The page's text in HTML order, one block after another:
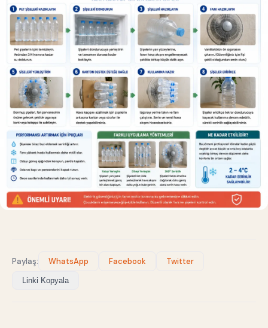
Paylaş: WhatsApp Facebook Twitter
Linki Kopyala